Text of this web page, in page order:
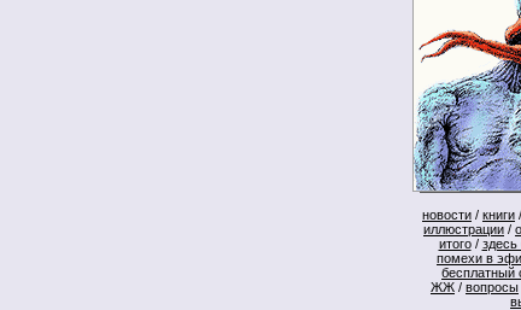
новости / книги /
иллюстрации /
итого/
помехи в
бесплатный
ЖЖ / вопросы